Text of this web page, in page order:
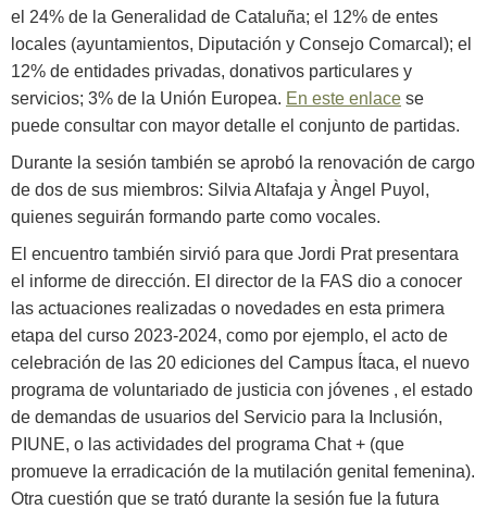
el 24% de la Generalidad de Cataluña; el 12% de entes
locales (ayuntamientos, Diputación y Consejo Comarcal); el
12% de entidades privadas, donativos particulares y
servicios; 3% de la Unión Europea. En este enlace se
puede consultar con mayor detalle el conjunto de partidas.
Durante la sesión también se aprobó la renovación de cargo
de dos de sus miembros: Silvia Altafaja y Àngel Puyol,
quienes seguirán formando parte como vocales.
El encuentro también sirvió para que Jordi Prat presentara
el informe de dirección. El director de la FAS dio a conocer
las actuaciones realizadas o novedades en esta primera
etapa del curso 2023-2024, como por ejemplo, el acto de
celebración de las 20 ediciones del Campus Ítaca, el nuevo
programa de voluntariado de justicia con jóvenes , el estado
de demandas de usuarios del Servicio para la Inclusión,
PIUNE, o las actividades del programa Chat + (que
promueve la erradicación de la mutilación genital femenina).
Otra cuestión que se trató durante la sesión fue la futura